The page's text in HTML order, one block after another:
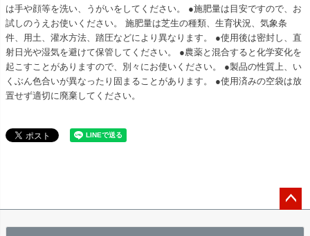
は手や顔等を洗い、うがいをしてください。 ●施肥量は目安ですので、お
試しのうえお使いください。 施肥量は芝生の種類、生育状況、気象条
件、用土、灌水方法、踏圧などにより異なります。 ●使用後は密封し、直
射日光や湿気を避けて保管してください。 ●農薬と混合すると化学変化を
起こすことがありますので、別々にお使いください。 ●製品の性質上、い
くぶん色合いが異なったり固まることがあります。 ●使用済みの空袋は放
置せず適切に廃棄してください。